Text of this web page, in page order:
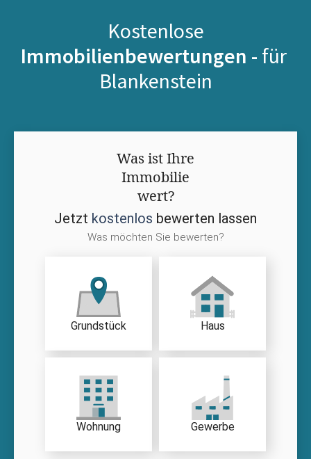
Kostenlose
Immobilienbewertungen - für
Blankenstein
Was ist Ihre
Immobilie
wert?
Jetzt kostenlos bewerten lassen
Was möchten Sie bewerten?
Grundstück Haus
Wohnung Gewerbe